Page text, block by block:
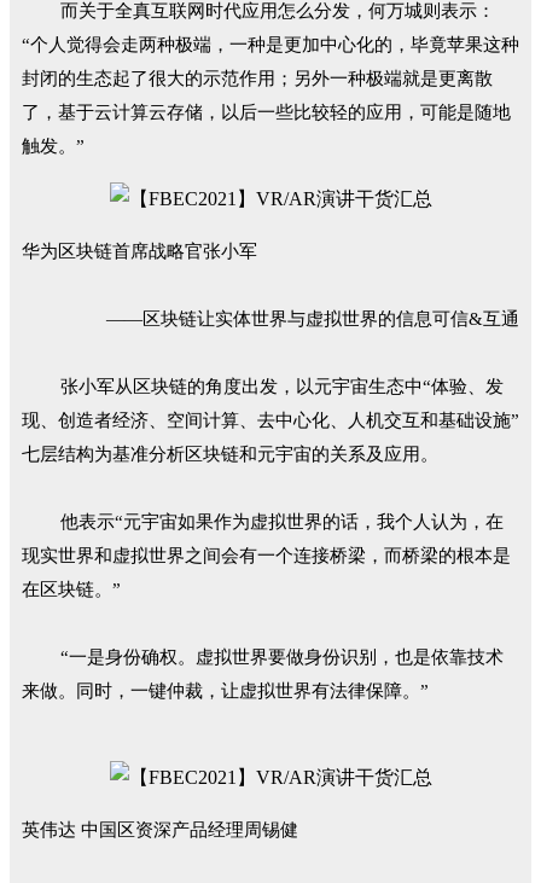
而关于全真互联网时代应用怎么分发，何万城则表示：
“个人觉得会走两种极端，一种是更加中心化的，毕竟苹果这种
封闭的生态起了很大的示范作用；另外一种极端就是更离散
了，基于云计算云存储，以后一些比较轻的应用，可能是随地
触发。”
华为区块链首席战略官张小军
——区块链让实体世界与虚拟世界的信息可信&互通
张小军从区块链的角度出发，以元宇宙生态中“体验、发
现、创造者经济、空间计算、去中心化、人机交互和基础设施”
七层结构为基准分析区块链和元宇宙的关系及应用。
他表示“元宇宙如果作为虚拟世界的话，我个人认为，在
现实世界和虚拟世界之间会有一个连接桥梁，而桥梁的根本是
在区块链。”
“一是身份确权。虚拟世界要做身份识别，也是依靠技术
来做。同时，一键仲裁，让虚拟世界有法律保障。”
英伟达 中国区资深产品经理周锡健